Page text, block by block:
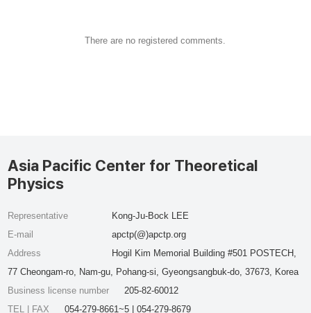
There are no registered comments.
Asia Pacific Center for Theoretical
Physics
Representative
Kong-Ju-Bock LEE
E-mail
apctp(@)apctp.org
Address
Hogil Kim Memorial Building #501 POSTECH,
77 Cheongam-ro, Nam-gu, Pohang-si, Gyeongsangbuk-do, 37673, Korea
Business license number
205-82-60012
TEL | FAX
054-279-8661~5 | 054-279-8679